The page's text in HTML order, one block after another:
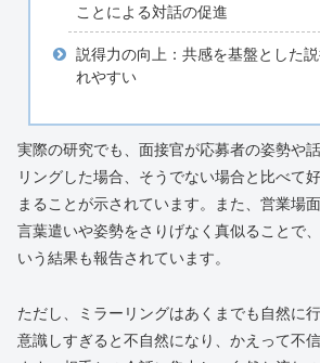
ことによる対話の促進
説得力の向上：共感を基盤とした
れやすい
実際の研究でも、面接官が応募者の姿勢や
リングした場合、そうでない場合と比べて
まることが示されています。また、営業場
言葉遣いや姿勢をさりげなく真似ることで
いう結果も報告されています。
ただし、ミラーリングはあくまでも自然に
意識しすぎると不自然になり、かえって不